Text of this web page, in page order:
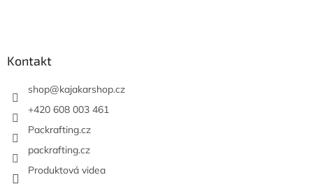
Kontakt
shop@kajakarshop.cz
+420 608 003 461
Packrafting.cz
packrafting.cz
Produktová videa